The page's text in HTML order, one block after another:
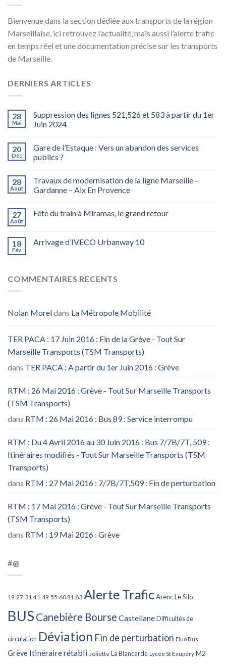
Bienvenue dans la section dédiée aux transports de la région
Marseillaise, ici retrouvez l’actualité, mais aussi l’alerte trafic
en temps réel et une documentation précise sur les transports
de Marseille.
DERNIERS ARTICLES
28
Mai
Suppression des lignes 521,526 et 583 à partir du 1er
Juin 2024
20
Déc
Gare de l’Estaque : Vers un abandon des services
publics ?
28
Août
Travaux de modernisation de la ligne Marseille –
Gardanne – Aix En Provence
27
Août
Fête du train à Miramas, le grand retour
18
Fév
Arrivage d’IVECO Urbanway 10
COMMENTAIRES RECENTS
Nolan Moreldans La Métropole Mobilité
TER PACA : 17 Juin 2016 : Fin de la Grève - Tout Sur
Marseille Transports (TSM Transports)
dans TER PACA : A partir du 1er Juin 2016 : Grève
RTM : 26 Mai 2016 : Grève - Tout Sur Marseille Transports
(TSM Transports)
dans RTM : 26 Mai 2016 : Bus 89 : Service interrompu
RTM : Du 4 Avril 2016 au 30 Juin 2016 : Bus 7/7B/7T, 509 :
Itinéraires modifiés - Tout Sur Marseille Transports (TSM
Transports)
dans RTM : 27 Mai 2016 : 7/7B/7T,509 : Fin de perturbation
RTM : 17 Mai 2016 : Grève - Tout Sur Marseille Transports
(TSM Transports)
dans RTM : 19 Mai 2016 : Grève
#@
19 27 31 41 49 55 60 81 83 Alerte TraficArenc Le Silo
BUS Canebière Bourse Castellane Difficultés de
circulation Déviation Fin de perturbation Fluo Bus
Grève Itinéraire rétabli Joliette La Blancarde Lycée St Exupéry M2